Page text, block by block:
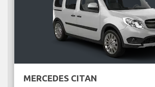
MERCEDES CITAN